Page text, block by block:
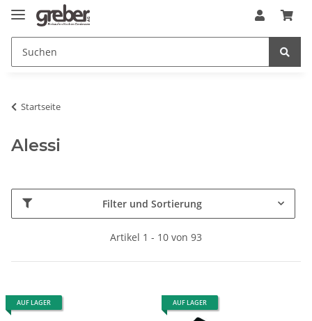
Startseite
Alessi
Filter und Sortierung
Artikel 1 - 10 von 93
AUF LAGER AUF LAGER